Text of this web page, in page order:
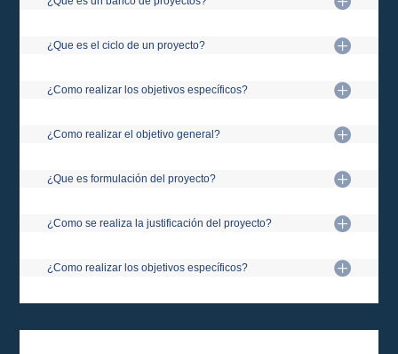
¿Que es el ciclo de un proyecto?
¿Como realizar los objetivos específicos?
¿Como realizar el objetivo general?
¿Que es formulación del proyecto?
¿Como se realiza la justificación del proyecto?
¿Como realizar los objetivos específicos?